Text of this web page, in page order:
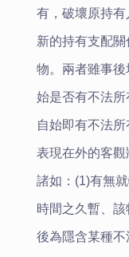
有，破壞原持
新的持有支配
物。兩者雖事
始是否有不法
自始即有不法
表現在外的客觀
諸如：(1)有無
時間之久暫、
後為隱含某種不